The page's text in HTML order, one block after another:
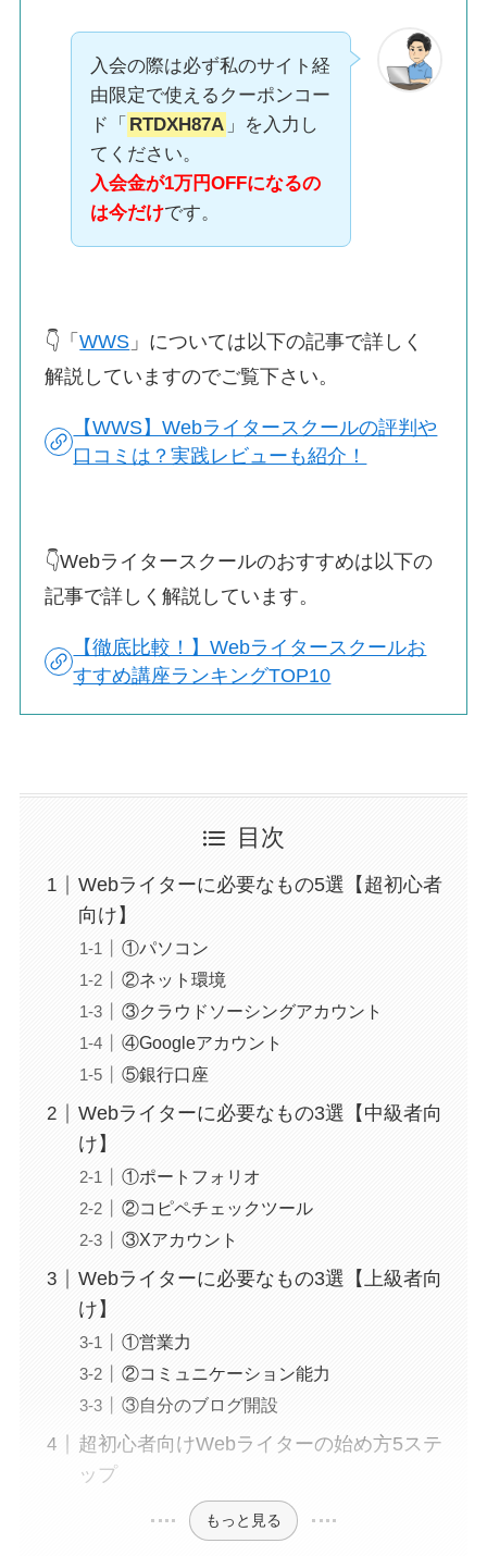
入会の際は必ず私のサイト経
由限定で使えるクーポンコー
ド「 RTDXH87A 」を入力し
てください。
入会金が1万円OFFになるの
は今だけです。
👇「WWS 」については以下の記事で詳しく
解説していますのでご覧下さい。
【WWS】Webライタースクールの評判や
口コミは？実践レビューも紹介！
👇Webライタースクールのおすすめは以下の
記事で詳しく解説しています。
【徹底比較！】Webライタースクールお
すすめ講座ランキングTOP10
目次
Webライターに必要なもの5選【超初心者
向け】
①パソコン
②ネット環境
③クラウドソーシングアカウント
④Googleアカウント
⑤銀行口座
Webライターに必要なもの3選【中級者向
け】
①ポートフォリオ
②コピペチェックツール
③Xアカウント
Webライターに必要なもの3選【上級者向
け】
①営業力
②コミュニケーション能力
③自分のブログ開設
超初心者向けWebライターの始め方5ステ
ップ
もっと見る